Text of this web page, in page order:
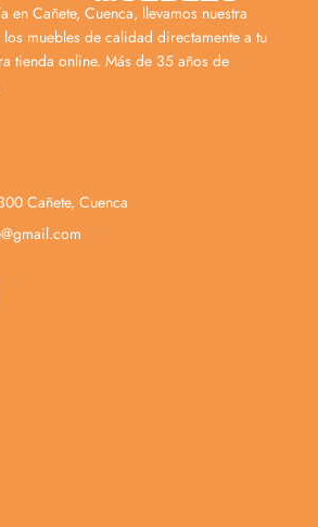
en Cañete, Cuenca, llevamos nuestra
muebles de calidad directamente a tu
tienda online. Más de 35 años de
Cañete, Cuenca